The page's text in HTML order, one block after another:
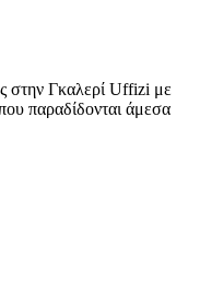
στην Γκαλερί Uffizi με
παραδίδονται άμεσα